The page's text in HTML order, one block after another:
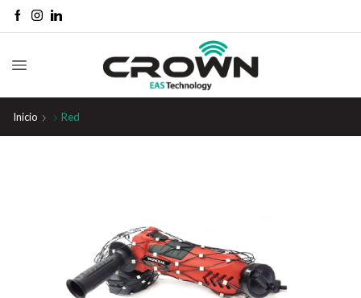
Inicio Red